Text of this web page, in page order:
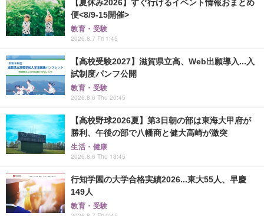
【夏休み2026】すぐ行けるイベント情報おまとめ
便<8/9-15開催>
教育・受験
2026.8.7 Fri 1:45
【高校受験2027】滋賀県立高、Web出願導入...入
試制度パンフ公開
教育・受験
2026.8.6 Thu 20:45
【高校野球2026夏】第3日朝の部は東海大甲府が
勝利、午後の部で八幡商と健大高崎が激突
生活・健康
2026.8.6 Thu 18:45
行知学園の大学合格実績2026...東大55人、早慶
149人
教育・受験